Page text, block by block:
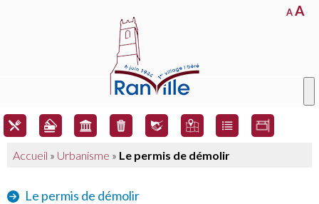
AA
Accueil » Urbanisme » Le permis de démolir
Le permis de démolir